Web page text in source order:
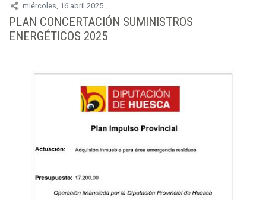
miércoles, 16 abril 2025
PLAN CONCERTACIÓN SUMINISTROS
ENERGÉTICOS 2025